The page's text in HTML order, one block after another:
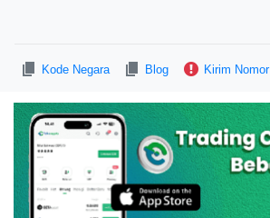
Kode Negara Blog Kirim Nomor